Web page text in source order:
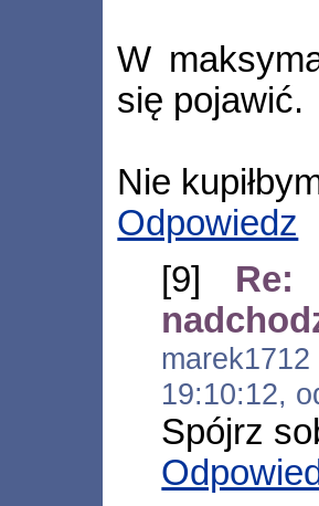
W
się pojawić.
Nie
Odpowiedz
[9] Re:
19:10:12,
Spójrz